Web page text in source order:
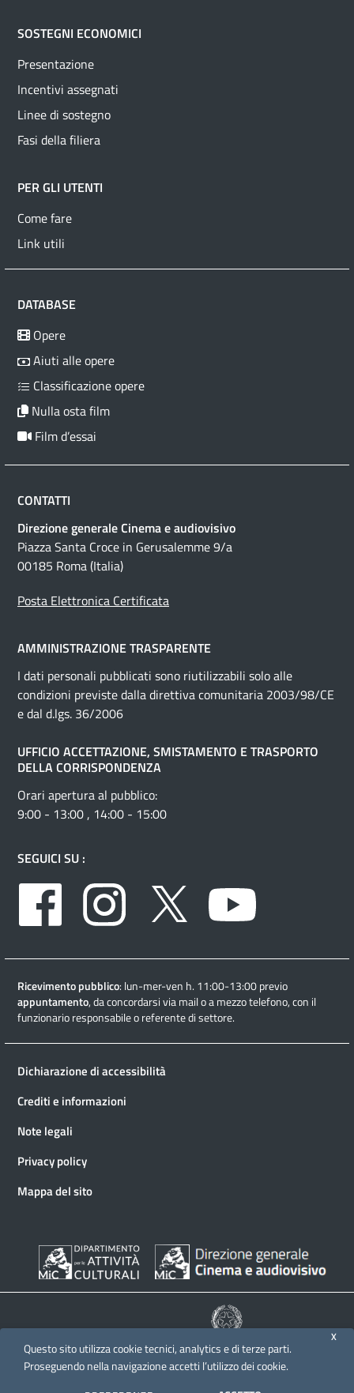
SOSTEGNI ECONOMICI
Presentazione
Incentivi assegnati
Linee di sostegno
Fasi della filiera
PER GLI UTENTI
Come fare
Link utili
DATABASE
Opere
Aiuti alle opere
Classificazione opere
Nulla osta film
Film d’essai
CONTATTI
Direzione generale Cinema e audiovisivo
Piazza Santa Croce in Gerusalemme 9/a
00185 Roma (Italia)
Posta Elettronica Certificata
AMMINISTRAZIONE TRASPARENTE
I dati personali pubblicati sono riutilizzabili solo alle
condizioni previste dalla direttiva comunitaria 2003/98/CE
e dal d.lgs. 36/2006
UFFICIO ACCETTAZIONE, SMISTAMENTO E TRASPORTO
DELLA CORRISPONDENZA
Orari apertura al pubblico:
9:00 - 13:00 , 14:00 - 15:00
SEGUICI SU :
Facebook
Instagram Twitter
Ricevimento pubblico: lun-mer-ven h. 11:00-13:00 previo
appuntamento, da concordarsi via mail o a mezzo telefono, con il
funzionario responsabile o referente di settore.
Dichiarazione di accessibilità
Crediti e informazioni
Note legali
Privacy policy
Mappa del sito
© 2026 Direzione generale Cinema e audiovisivo
X
Questo sito utilizza cookie tecnici, analytics e di terze parti.
Proseguendo nella navigazione accetti l’utilizzo dei cookie.